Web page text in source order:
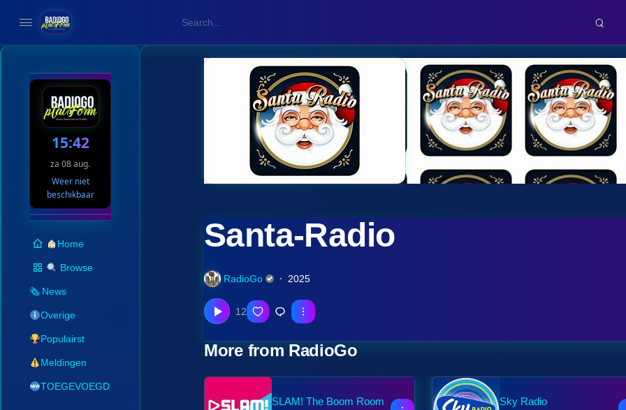
15:42
za 08 aug.
Weer niet
beschikbaar
Home
Browse
🗞 News
Overige
Populairst
Meldingen
TOEGEVOEGD
Santa-Radio
RadioGo 2025
12
More from RadioGo
SLAM! The Boom Room
Sky Radio